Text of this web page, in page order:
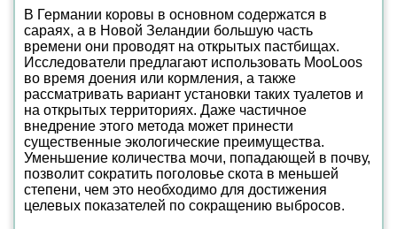
В Германии коровы в основном содержатся в
сараях, а в Новой Зеландии большую часть
времени они проводят на открытых пастбищах.
Исследователи предлагают использовать MooLoos
во время доения или кормления, а также
рассматривать вариант установки таких туалетов и
на открытых территориях. Даже частичное
внедрение этого метода может принести
существенные экологические преимущества.
Уменьшение количества мочи, попадающей в почву,
позволит сократить поголовье скота в меньшей
степени, чем это необходимо для достижения
целевых показателей по сокращению выбросов.